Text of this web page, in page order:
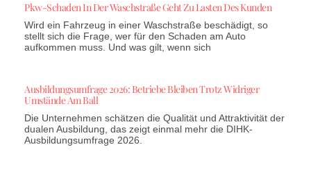
Pkw-Schaden In Der Waschstraße Geht Zu Lasten Des Kunden
Wird ein Fahrzeug in einer Waschstraße beschädigt, so
stellt sich die Frage, wer für den Schaden am Auto
aufkommen muss. Und was gilt, wenn sich
Ausbildungsumfrage 2026: Betriebe Bleiben Trotz Widriger
Umstände Am Ball
Die Unternehmen schätzen die Qualität und Attraktivität der
dualen Ausbildung, das zeigt einmal mehr die DIHK-
Ausbildungsumfrage 2026.